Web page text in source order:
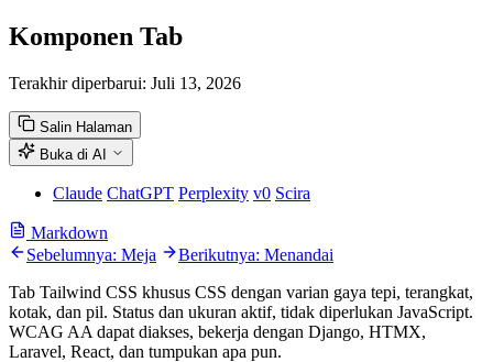
Komponen Tab
Terakhir diperbarui: Juli 13, 2026
Salin Halaman
Buka di AI
Claude ChatGPT Perplexity v0 Scira
Markdown
Sebelumnya: Meja
Berikutnya: Menandai
Tab Tailwind CSS khusus CSS dengan varian gaya tepi, terangkat,
kotak, dan pil. Status dan ukuran aktif, tidak diperlukan JavaScript.
WCAG AA dapat diakses, bekerja dengan Django, HTMX,
Laravel, React, dan tumpukan apa pun.